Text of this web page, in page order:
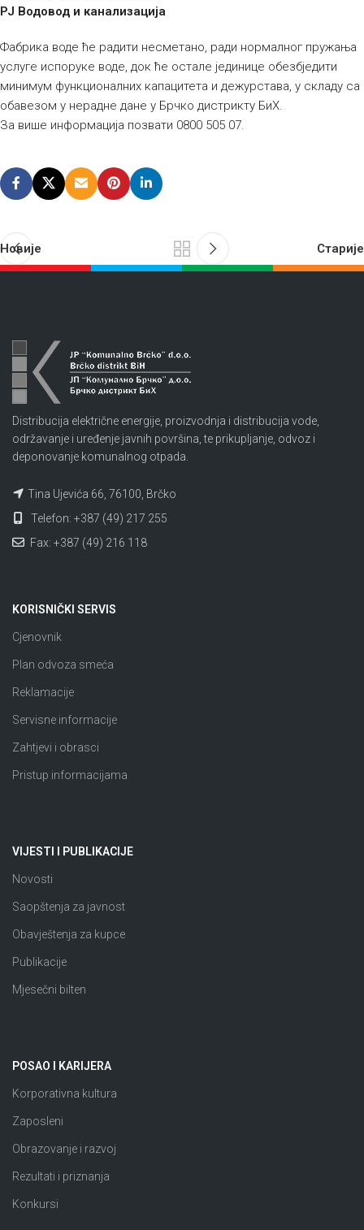
РЈ Водовод и канализација
Фабрика воде ће радити несметано, ради нормалног пружања
услуге испоруке воде, док ће остале јединице обезбједити
минимум функционалних капацитета и дежурстава, у складу са
обавезом у нерадне дане у Брчко дистрикту БиХ.
За више информација позвати 0800 505 07.
Новије Старије
Distribucija električne energije, proizvodnja i distribucija vode,
održavanje i uređenje javnih površina, te prikupljanje, odvoz i
deponovanje komunalnog otpada.
Tina Ujevića 66, 76100, Brčko
Telefon: +387 (49) 217 255
Fax: +387 (49) 216 118
KORISNIČKI SERVIS
Cjenovnik
Plan odvoza smeća
Reklamacije
Servisne informacije
Zahtjevi i obrasci
Pristup informacijama
VIJESTI I PUBLIKACIJE
Novosti
Saopštenja za javnost
Obavještenja za kupce
Publikacije
Mjesečni bilten
POSAO I KARIJERA
Korporativna kultura
Zaposleni
Obrazovanje i razvoj
Rezultati i priznanja
Konkursi